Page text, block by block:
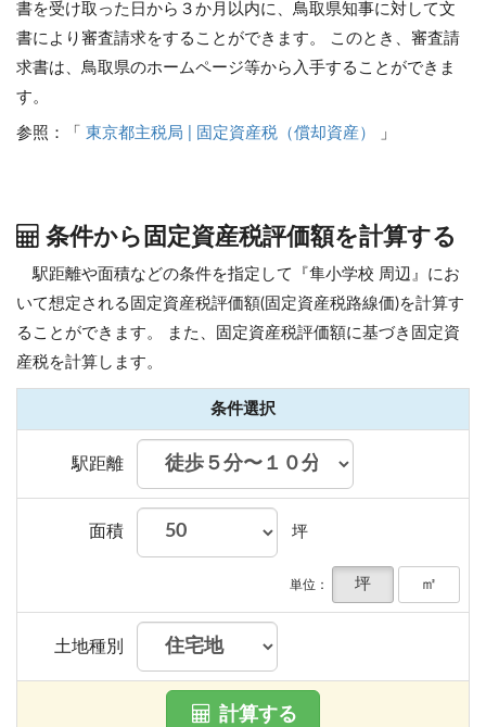
書を受け取った日から３か月以内に、鳥取県知事に対して文
書により審査請求をすることができます。 このとき、審査請
求書は、鳥取県のホームページ等から入手することができま
す。
参照：「 東京都主税局 | 固定資産税（償却資産） 」
条件から固定資産税評価額を計算する
駅距離や面積などの条件を指定して『隼小学校 周辺』にお
いて想定される固定資産税評価額(固定資産税路線価)を計算す
ることができます。
また、固定資産税評価額に基づき固定資
産税を計算します。
条件選択
駅距離
面積 坪
単位： 坪 ㎡
土地種別
計算する